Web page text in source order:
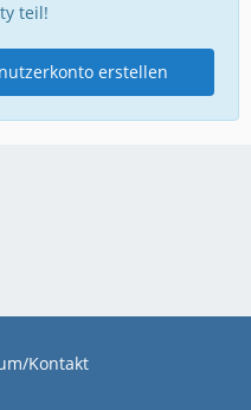
teil!
erstellen
Kontakt